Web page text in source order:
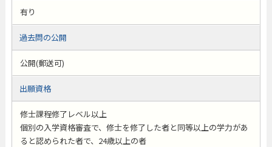
有り
過去問の公開
公開(郵送可)
出願資格
修士課程修了レベル以上
個別の入学資格審査で、修士を修了した者と同等以上の学力があ
ると認められた者で、24歳以上の者